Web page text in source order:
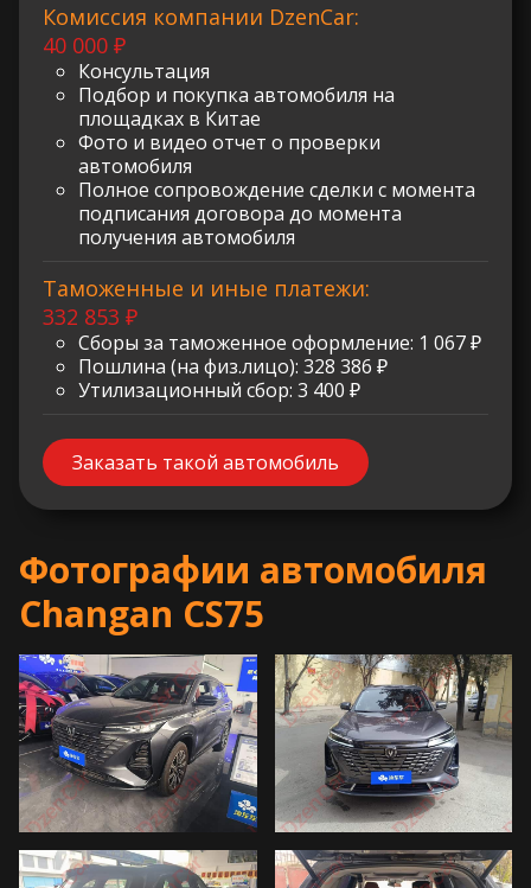
Комиссия компании DzenCar:
40 000 ₽
Консультация
Подбор и покупка автомобиля на
площадках в Китае
Фото и видео отчет о проверки
автомобиля
Полное сопровождение сделки с момента
подписания договора до момента
получения автомобиля
Таможенные и иные платежи:
332 853 ₽
Сборы за таможенное оформление: 1 067 ₽
Пошлина (на физ.лицо): 328 386 ₽
Утилизационный сбор: 3 400 ₽
Заказать такой автомобиль
Фотографии автомобиля
Changan CS75